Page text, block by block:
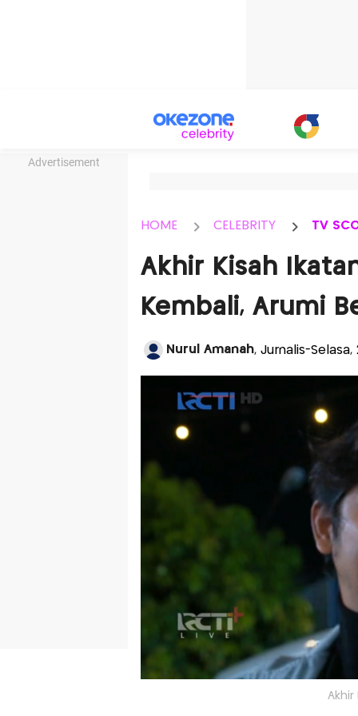
Advertisement
HOME CELEBRITY TV
Akhir Kisah
Kembali, Arumi
Nurul Amanah, Jurnalis-
Akhir